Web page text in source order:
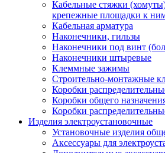
Кабельные стяжки
крепежные площадки к
Кабельная арматура
Наконечники, гильзы
Наконечники под винт
Наконечники штыревые
Клеммные зажимы
Строительно-монтажные
Коробки
Коробки общего
Коробки
Изделия электроустановочные
Установочные изделия
Аксессуары для